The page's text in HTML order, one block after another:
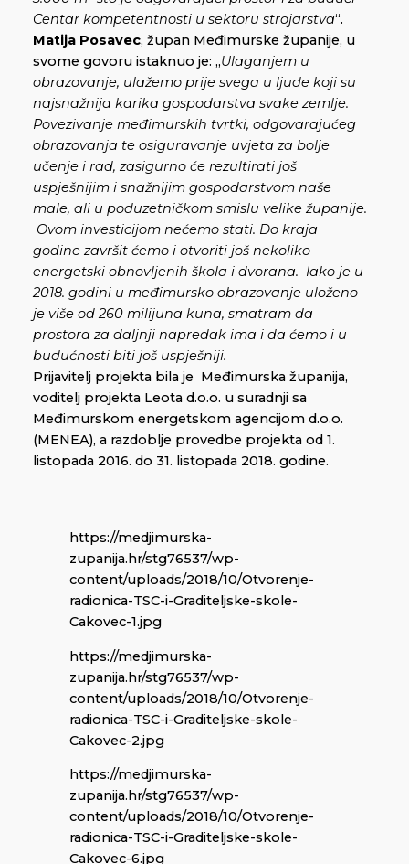
Centar kompetentnosti u sektoru strojarstva“.
Matija Posavec, župan Međimurske županije, u
svome govoru istaknuo je: „Ulaganjem u
obrazovanje, ulažemo prije svega u ljude koji su
najsnažnija karika gospodarstva svake zemlje.
Povezivanje međimurskih tvrtki, odgovarajućeg
obrazovanja te osiguravanje uvjeta za bolje
učenje i rad, zasigurno će rezultirati još
uspješnijim i snažnijim gospodarstvom naše
male, ali u poduzetničkom smislu velike županije.
Ovom investicijom nećemo stati. Do kraja
godine završit ćemo i otvoriti još nekoliko
energetski obnovljenih škola i dvorana. Iako je u
2018. godini u međimursko obrazovanje uloženo
je više od 260 milijuna kuna, smatram da
prostora za daljnji napredak ima i da ćemo i u
budućnosti biti još uspješniji.
Prijavitelj projekta bila je Međimurska županija,
voditelj projekta Leota d.o.o. u suradnji sa
Međimurskom energetskom agencijom d.o.o.
(MENEA), a razdoblje provedbe projekta od 1.
listopada 2016. do 31. listopada 2018. godine.
https://medjimurska-
zupanija.hr/stg76537/wp-
content/uploads/2018/10/Otvorenje-
radionica-TSC-i-Graditeljske-skole-
Cakovec-1.jpg
https://medjimurska-
zupanija.hr/stg76537/wp-
content/uploads/2018/10/Otvorenje-
radionica-TSC-i-Graditeljske-skole-
Cakovec-2.jpg
https://medjimurska-
zupanija.hr/stg76537/wp-
content/uploads/2018/10/Otvorenje-
radionica-TSC-i-Graditeljske-skole-
Cakovec-6.jpg